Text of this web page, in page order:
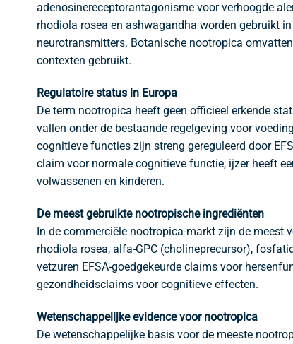
adenosinereceptorantagonisme voor verhoogde
rhodiola rosea en ashwagandha worden gebruikt
neurotransmitters. Botanische nootropica
contexten gebruikt.
Regulatoire status in Europa
De term nootropica heeft geen officieel erkende
vallen onder de bestaande regelgeving voor
cognitieve functies zijn streng gereguleerd door
claim voor normale cognitieve functie, ijzer heeft
volwassenen en kinderen.
De meest gebruikte nootropische ingrediënten
In de commerciële nootropica-markt zijn de meest
rhodiola rosea, alfa-GPC (cholineprecursor),
vetzuren EFSA-goedgekeurde claims voor
gezondheidsclaims voor cognitieve effecten.
Wetenschappelijke evidence voor nootropica
De wetenschappelijke basis voor de meeste